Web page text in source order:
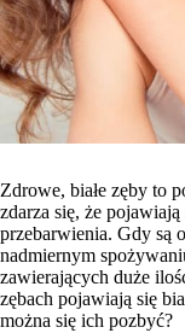
Zdrowe, białe zęby to
zdarza się, że
przebarwienia. Gdy są
nadmiernym
zawierających duże
zębach pojawiają się
można się ich pozbyć?